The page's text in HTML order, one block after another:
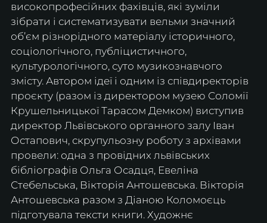
високопрофесійних фахівців, які зуміли
зібрати і систематизувати вельми значний
об’єм різнорідного матеріалу історичного,
соціологічного, публіцистичного,
культурологічного, суто музикознавчого
змісту. Автором ідеї і одним із співдиректорів
проєкту (разом із директором музею Соломії
Крушельницької Тарасом Демком) виступив
директор Львівського органного залу Іван
Остапович, скрупульозну роботу з архівами
провели: одна з провідних львівських
бібліографів Ольга Осадця, Евеліна
Стебельська, Вікторія Антошевська. Вікторія
Антошевська разом з Діаною Коломоєць
підготувала тексти книги. Художнє